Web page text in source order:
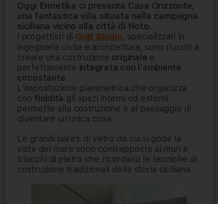
Oggi Ermetika ci presenta Casa Orizzonte,
una fantastica villa situata nella campagna
siciliana vicino alla città di Noto.
I progettisti di GnB Studio, specializzati in
ingegneria civile e architettura, sono riusciti a
creare una costruzione originale e
perfettamente integrata con l’ambiente
circostante.
L’impostazione planimetrica che organizza
con fluidità gli spazi interni ed esterni
permette alla costruzione e al paesaggio di
diventare un’unica cosa.
Le grandi pareti di vetro da cui si gode la
vista del mare sono contrapposte ai muri e
blocchi di pietra che ricordano le tecniche di
costruzione tradizionali della storia siciliana.